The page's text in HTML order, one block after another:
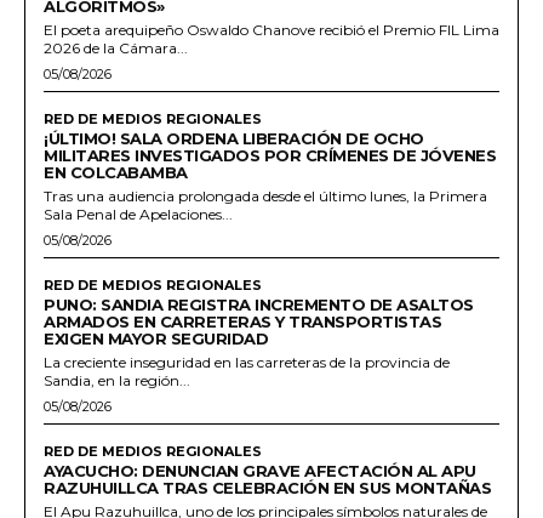
ALGORITMOS»
El poeta arequipeño Oswaldo Chanove recibió el Premio FIL Lima
2026 de la Cámara...
05/08/2026
RED DE MEDIOS REGIONALES
¡ÚLTIMO! SALA ORDENA LIBERACIÓN DE OCHO
MILITARES INVESTIGADOS POR CRÍMENES DE JÓVENES
EN COLCABAMBA
Tras una audiencia prolongada desde el último lunes, la Primera
Sala Penal de Apelaciones...
05/08/2026
RED DE MEDIOS REGIONALES
PUNO: SANDIA REGISTRA INCREMENTO DE ASALTOS
ARMADOS EN CARRETERAS Y TRANSPORTISTAS
EXIGEN MAYOR SEGURIDAD
La creciente inseguridad en las carreteras de la provincia de
Sandia, en la región...
05/08/2026
RED DE MEDIOS REGIONALES
AYACUCHO: DENUNCIAN GRAVE AFECTACIÓN AL APU
RAZUHUILLCA TRAS CELEBRACIÓN EN SUS MONTAÑAS
El Apu Razuhuillca, uno de los principales símbolos naturales de